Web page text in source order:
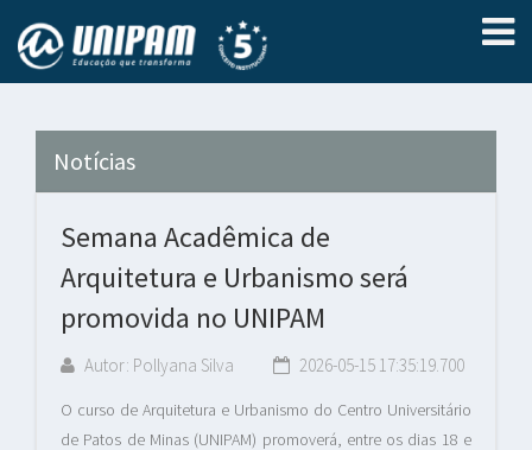
Notícias
Semana Acadêmica de
Arquitetura e Urbanismo será
promovida no UNIPAM
Autor: Pollyana Silva 2026-05-15 17:35:19.700
O curso de Arquitetura e Urbanismo do Centro Universitário
de Patos de Minas (UNIPAM) promoverá, entre os dias 18 e